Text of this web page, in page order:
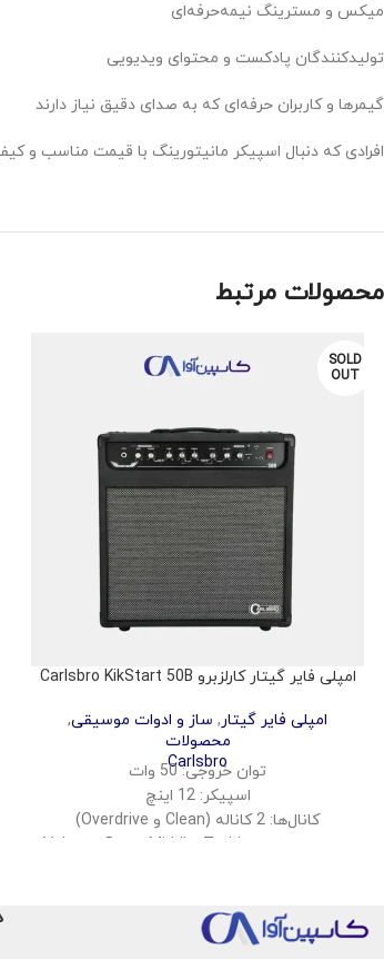
میکس و مسترینگ نیمه‌حرفه‌ای
تولیدکنندگان پادکست و محتوای ویدیویی
گیمرها و کاربران حرفه‌ای که به صدای دقیق نیاز دارند
افرادی که دنبال اسپیکر مانیتورینگ با قیمت مناسب و
محصولات مرتبط
SOLD
OUT
امپلی فایر گیتار کارلزبرو Carlsbro KikStart 50B
امپلی فایر گیتار, ساز و ادوات موسیقی,
محصولات
Carlsbro
توان خروجی: 50 وات
اسپیکر: 12 اینچ
کانال‌ها: 2 کاناله (Clean و Overdrive)
خروجی هدفون: دارد
ابعاد: 42 x 45 x 25 سانتیمتر